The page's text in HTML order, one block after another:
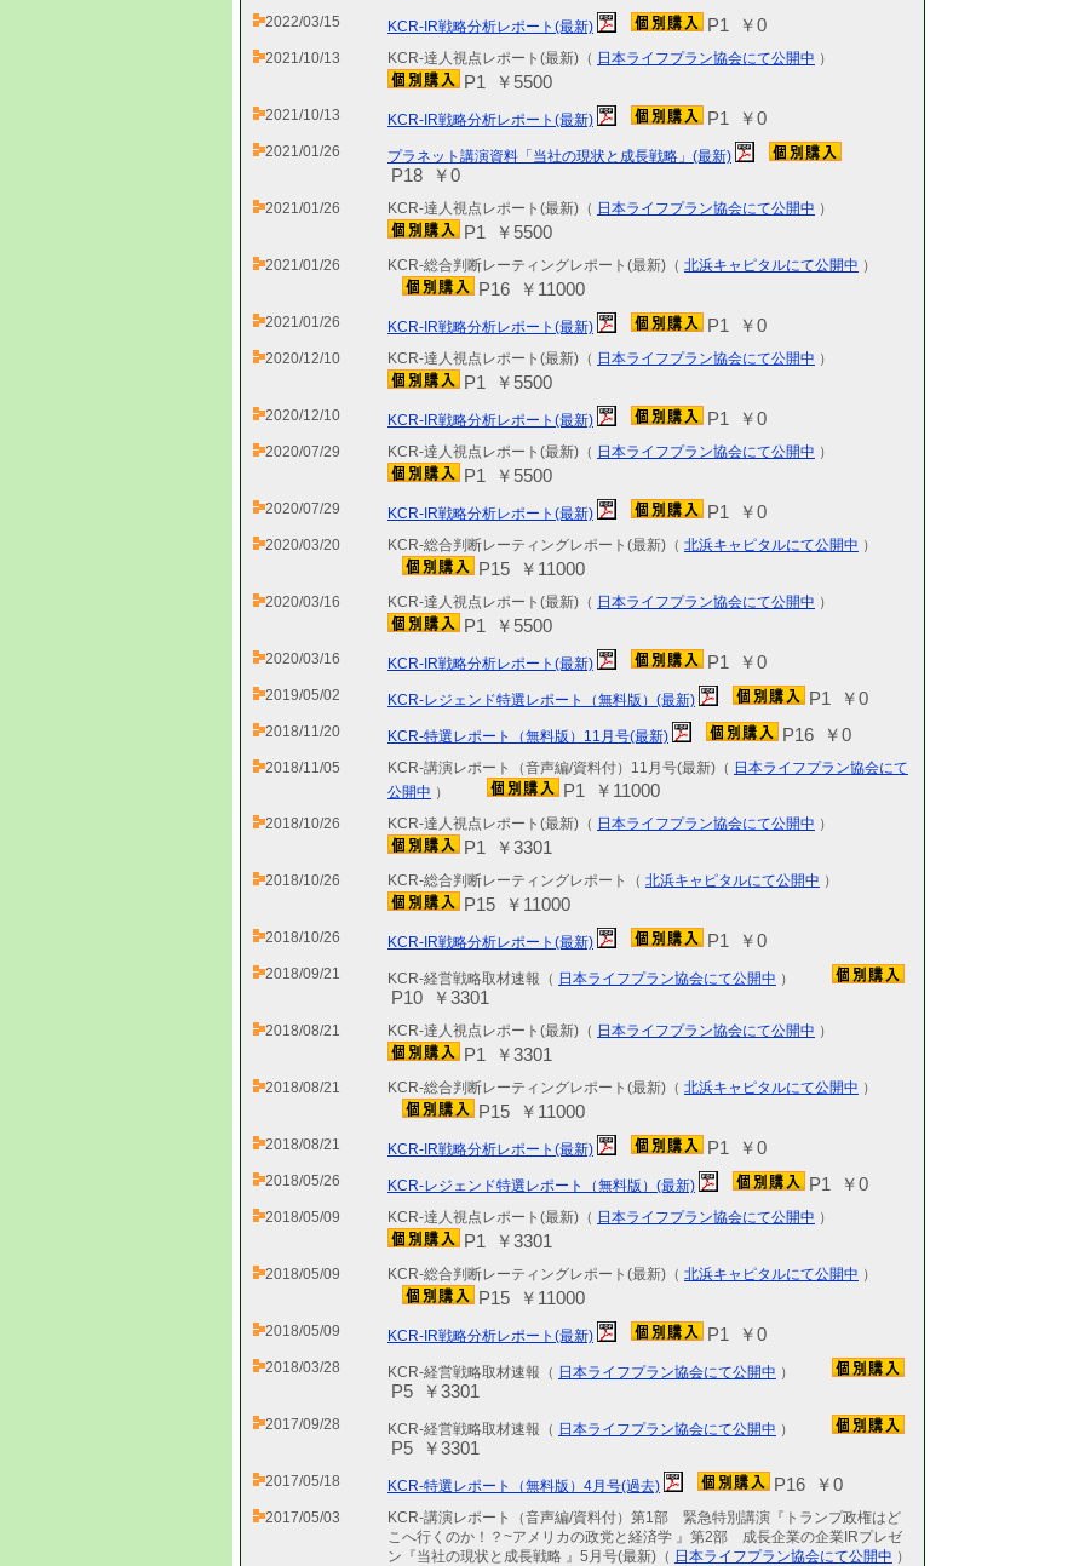
2022/03/15 KCR-IR戦略分析レポート(最新) P1 ￥0
2021/10/13 KCR-達人視点レポート(最新)（ 日本ライフプラン協会にて公開中 ）
P1 ￥5500
2021/10/13 KCR-IR戦略分析レポート(最新) P1 ￥0
2021/01/26 プラネット講演資料「当社の現状と成長戦略」(最新)
P18 ￥0
2021/01/26 KCR-達人視点レポート(最新)（ 日本ライフプラン協会にて公開中 ）
P1 ￥5500
2021/01/26 KCR-総合判断レーティングレポート(最新)（ 北浜キャピタルにて公開中 ）
P16 ￥11000
2021/01/26 KCR-IR戦略分析レポート(最新) P1 ￥0
2020/12/10 KCR-達人視点レポート(最新)（ 日本ライフプラン協会にて公開中 ）
P1 ￥5500
2020/12/10 KCR-IR戦略分析レポート(最新) P1 ￥0
2020/07/29 KCR-達人視点レポート(最新)（ 日本ライフプラン協会にて公開中 ）
P1 ￥5500
2020/07/29 KCR-IR戦略分析レポート(最新) P1 ￥0
2020/03/20 KCR-総合判断レーティングレポート(最新)（ 北浜キャピタルにて公開中 ）
P15 ￥11000
2020/03/16 KCR-達人視点レポート(最新)（ 日本ライフプラン協会にて公開中 ）
P1 ￥5500
2020/03/16 KCR-IR戦略分析レポート(最新) P1 ￥0
2019/05/02 KCR-レジェンド特選レポート（無料版）(最新) P1 ￥0
2018/11/20 KCR-特選レポート（無料版）11月号(最新) P16 ￥0
2018/11/05 KCR-講演レポート（音声編/資料付）11月号(最新)（ 日本ライフプラン協会にて
公開中 ） P1 ￥11000
2018/10/26 KCR-達人視点レポート(最新)（ 日本ライフプラン協会にて公開中 ）
P1 ￥3301
2018/10/26 KCR-総合判断レーティングレポート（ 北浜キャピタルにて公開中 ）
P15 ￥11000
2018/10/26 KCR-IR戦略分析レポート(最新) P1 ￥0
2018/09/21 KCR-経営戦略取材速報（ 日本ライフプラン協会にて公開中 ）
P10 ￥3301
2018/08/21 KCR-達人視点レポート(最新)（ 日本ライフプラン協会にて公開中 ）
P1 ￥3301
2018/08/21 KCR-総合判断レーティングレポート(最新)（ 北浜キャピタルにて公開中 ）
P15 ￥11000
2018/08/21 KCR-IR戦略分析レポート(最新) P1 ￥0
2018/05/26 KCR-レジェンド特選レポート（無料版）(最新) P1 ￥0
2018/05/09 KCR-達人視点レポート(最新)（ 日本ライフプラン協会にて公開中 ）
P1 ￥3301
2018/05/09 KCR-総合判断レーティングレポート(最新)（ 北浜キャピタルにて公開中 ）
P15 ￥11000
2018/05/09 KCR-IR戦略分析レポート(最新) P1 ￥0
2018/03/28 KCR-経営戦略取材速報（ 日本ライフプラン協会にて公開中 ）
P5 ￥3301
2017/09/28 KCR-経営戦略取材速報（ 日本ライフプラン協会にて公開中 ）
P5 ￥3301
2017/05/18 KCR-特選レポート（無料版）4月号(過去) P16 ￥0
2017/05/03
KCR-講演レポート（音声編/資料付）第1部 緊急特別講演『トランプ政権はど
こへ行くのか！？~アメリカの政党と経済学 』第2部 成長企業の企業IRプレゼ
ン『当社の現状と成長戦略 』5月号(最新)（ 日本ライフプラン協会にて公開中 ）